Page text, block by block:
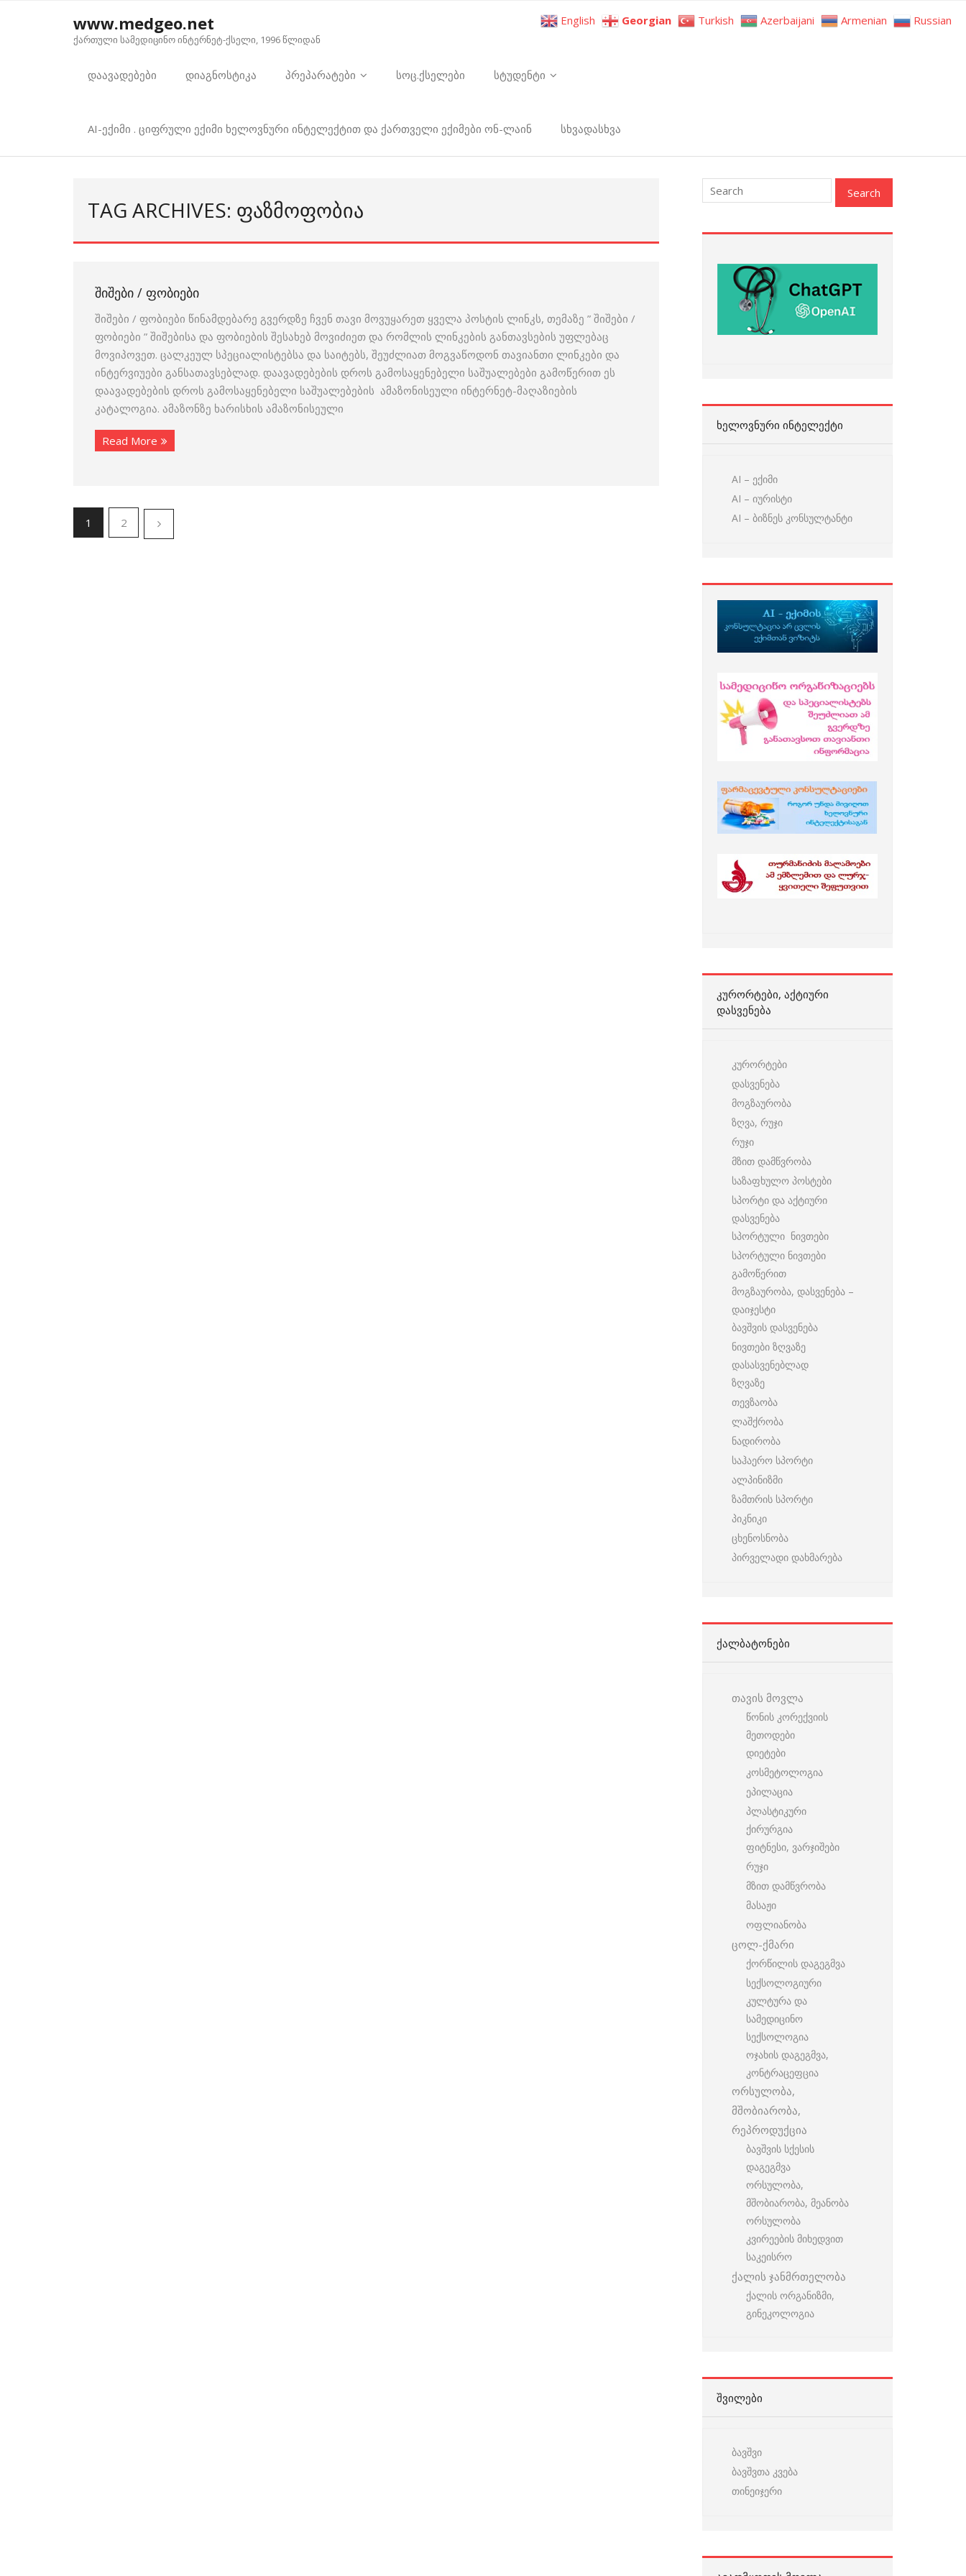
www.medgeo.net
ქართული სამედიცინო ინტერნეტ-ქსელი, 1996 წლიდან
დაავადებები დიაგნოსტიკა პრეპარატები სოც.ქსელები სტუდენტი
AI-ექიმი . ციფრული ექიმი ხელოვნური ინტელექტით და ქართველი ექიმები ონ-ლაინ სხვადასხვა
TAG ARCHIVES: ᲤᲐᲖᲛᲝᲤᲝᲑᲘᲐ
ᲨᲘᲨᲔᲑᲘ / ᲤᲝᲑᲘᲔᲑᲘ
შიშები / ფობიები წინამდებარე გვერდზე ჩვენ თავი მოვუყარეთ ყველა პოსტის ლინკს, თემაზე ” შიშები /
ფობიები ” შიშებისა და ფობიების შესახებ მოვიძიეთ და რომლის ლინკების განთავსების უფლებაც
მოვიპოვეთ. ცალკეულ სპეციალისტებსა და საიტებს, შეუძლიათ მოგვაწოდონ თავიანთი ლინკები და
ინტერვიუები განსათავსებლად. დაავადებების დროს გამოსაყენებელი საშუალებები გამოწერით ეს
დაავადებების დროს გამოსაყენებელი საშუალებების ამაზონისეული ინტერნეტ-მაღაზიების
კატალოგია. ამაზონზე ხარისხის ამაზონისეული
Read More
1 2
ᲮᲔᲚᲝᲕᲜᲣᲠᲘ ᲘᲜᲢᲔᲚᲔᲥᲢᲘ
AI – ექიმი
AI – იურისტი
AI – ბიზნეს კონსულტანტი
ᲙᲣᲠᲝᲠᲢᲔᲑᲘ, ᲐᲥᲢᲘᲣᲠᲘ
ᲓᲐᲡᲕᲔᲜᲔᲑᲐ
კურორტები
დასვენება
მოგზაურობა
ზღვა, რუჯი
რუჯი
მზით დამწვრობა
საზაფხულო პოსტები
სპორტი და აქტიური
დასვენება
სპორტული ნივთები
სპორტული ნივთები
გამოწერით
მოგზაურობა, დასვენება –
დაიჯესტი
ბავშვის დასვენება
ნივთები ზღვაზე
დასასვენებლად
ზღვაზე
თევზაობა
ლაშქრობა
ნადირობა
საჰაერო სპორტი
ალპინიზმი
ზამთრის სპორტი
პიკნიკი
ცხენოსნობა
პირველადი დახმარება
ᲥᲐᲚᲑᲐᲢᲝᲜᲔᲑᲘ
თავის მოვლა
წონის კორექვიის
მეთოდები
დიეტები
კოსმეტოლოგია
ეპილაცია
პლასტიკური
ქირურგია
ფიტნესი, ვარჯიშები
რუჯი
მზით დამწვრობა
მასაჟი
ოფლიანობა
ცოლ-ქმარი
ქორწილის დაგეგმვა
სექსოლოგიური
კულტურა და
სამედიცინო
სექსოლოგია
ოჯახის დაგეგმვა,
კონტრაცეფცია
ორსულობა,
მშობიარობა,
რეპროდუქცია
ბავშვის სქესის
დაგეგმვა
ორსულობა,
მშობიარობა, მეანობა
ორსულობა
კვირეების მიხედვით
საკეისრო
ქალის ჯანმრთელობა
ქალის ორგანიზმი,
გინეკოლოგია
ᲨᲕᲘᲚᲔᲑᲘ
ბავშვი
ბავშვთა კვება
თინეიჯერი
English Georgian Turkish Azerbaijani Armenian Russian